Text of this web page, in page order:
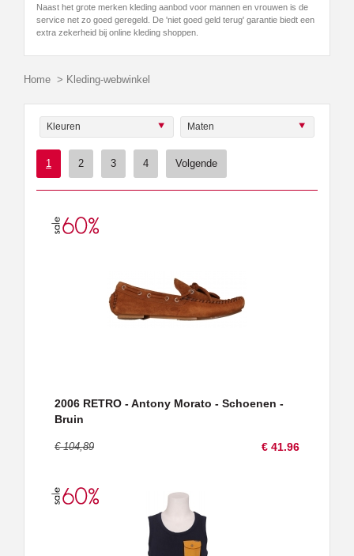
Naast het grote merken kleding aanbod voor mannen en vrouwen is de
service net zo goed geregeld. De 'niet goed geld terug' garantie biedt een
extra zekerheid bij online kleding shoppen.
Home > Kleding-webwinkel
Kleuren Maten
1 2 3 4 Volgende
2006 RETRO - Antony Morato - Schoenen -
Bruin
€ 104,89 € 41.96